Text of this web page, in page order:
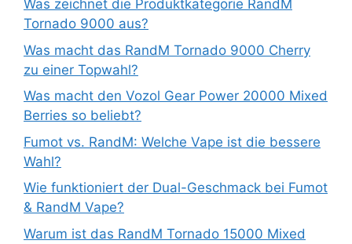
Was zeichnet die Produktkategorie RandM
Tornado 9000 aus?
Was macht das RandM Tornado 9000 Cherry
zu einer Topwahl?
Was macht den Vozol Gear Power 20000 Mixed
Berries so beliebt?
Fumot vs. RandM: Welche Vape ist die bessere
Wahl?
Wie funktioniert der Dual-Geschmack bei Fumot
& RandM Vape?
Warum ist das RandM Tornado 15000 Mixed